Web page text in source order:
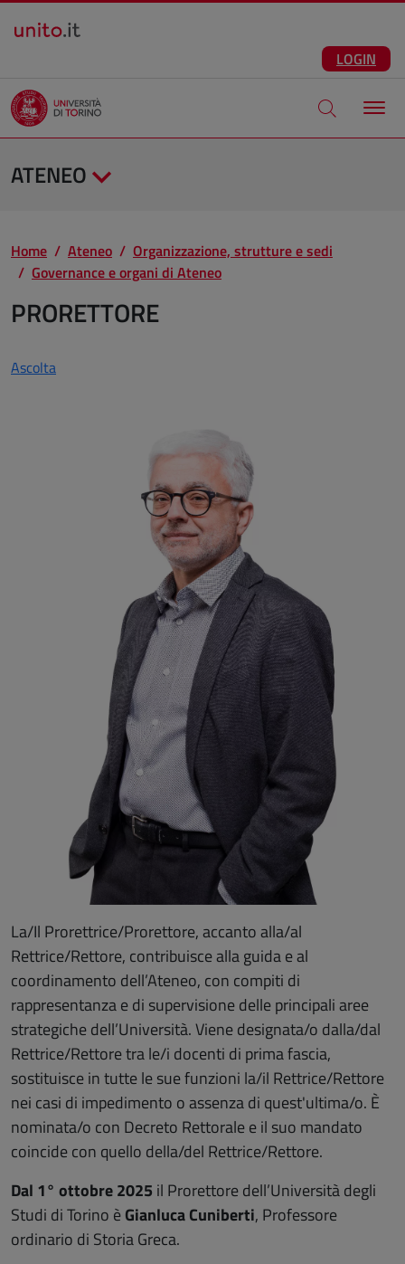
Salta al contenuto principale
LOGIN
Apri modale
ATENEO
Home Ateneo
Organizzazione, strutture e sedi
Governance e organi di Ateneo
PRORETTORE
Ascolta
La/Il Prorettrice/Prorettore, accanto alla/al
Rettrice/Rettore, contribuisce alla guida e al
coordinamento dell’Ateneo, con compiti di
rappresentanza e di supervisione delle principali aree
strategiche dell’Università. Viene designata/o dalla/dal
Rettrice/Rettore tra le/i docenti di prima fascia,
sostituisce in tutte le sue funzioni la/il Rettrice/Rettore
nei casi di impedimento o assenza di quest'ultima/o. È
nominata/o con Decreto Rettorale e il suo mandato
coincide con quello della/del Rettrice/Rettore.
Dal 1° ottobre 2025 il Prorettore dell’Università degli
Studi di Torino èGianluca Cuniberti, Professore
ordinario di Storia Greca.